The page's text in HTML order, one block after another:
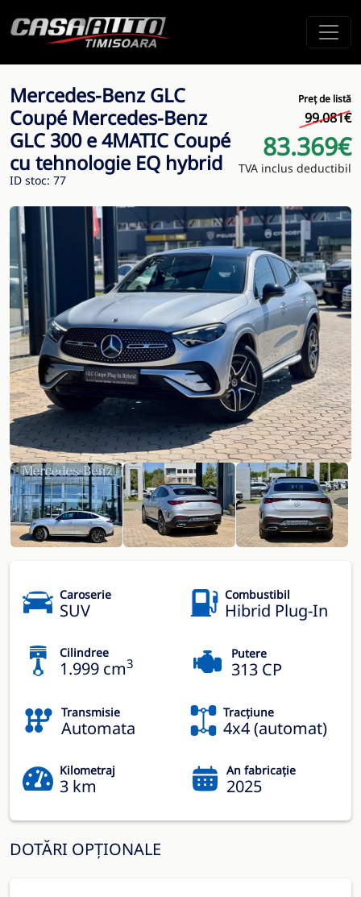
Mercedes-Benz GLC
Coupé Mercedes-Benz
GLC 300 e 4MATIC Coupé
cu tehnologie EQ hybrid
ID stoc: 77
Preț de listă
99.081€
83.369€
TVA inclus deductibil
Caroserie
SUV
Combustibil
Hibrid Plug-In
Cilindree
1.999 cm3
Putere
313 CP
Transmisie
Automata
Tracțiune
4x4 (automat)
Kilometraj
3 km
An fabricație
2025
DOTĂRI OPȚIONALE